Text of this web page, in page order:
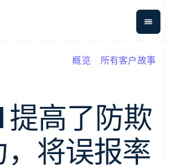
经常性收入
Metronome
按用量计费
Subscriptions
订阅管理
资金管
Global
Payouts
向第三
方打款
平台
业阶段
用场景
与 SDK
Apps
指南
支持
概览 所有客户故事
提高了防欺
，将误报率